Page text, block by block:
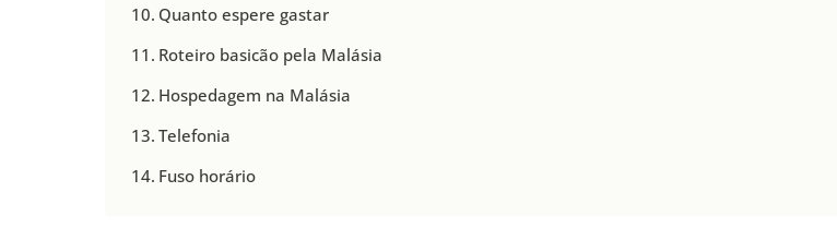
Quanto espere gastar
Roteiro basicão pela Malásia
Hospedagem na Malásia
Telefonia
Fuso horário